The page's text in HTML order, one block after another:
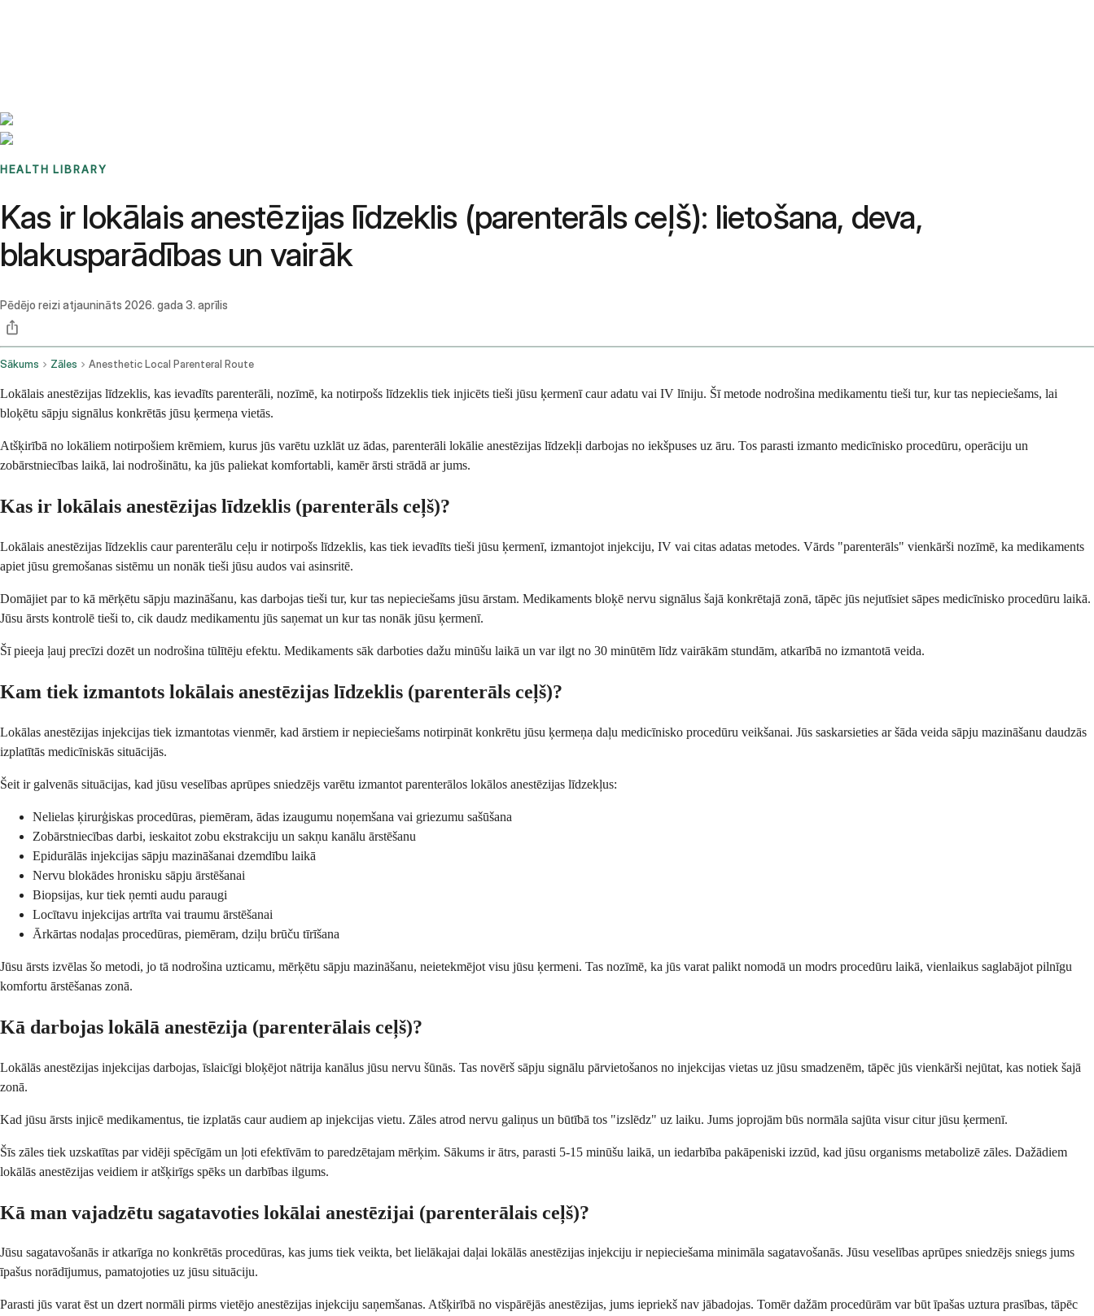
HEALTH LIBRARY
Kas ir lokālais anestēzijas līdzeklis (parenterāls ceļš): lietošana, deva,
blakusparādības un vairāk
Pēdējo reizi atjaunināts 2026. gada 3. aprīlis
Sākums Zāles Anesthetic Local Parenteral Route
Lokālais anestēzijas līdzeklis, kas ievadīts parenterāli, nozīmē, ka notirpošs līdzeklis tiek injicēts tieši jūsu ķermenī caur adatu vai IV līniju. Šī metode nodrošina medikamentu tieši tur, kur tas nepieciešams, lai
bloķētu sāpju signālus konkrētās jūsu ķermeņa vietās.
Atšķirībā no lokāliem notirpošiem krēmiem, kurus jūs varētu uzklāt uz ādas, parenterāli lokālie anestēzijas līdzekļi darbojas no iekšpuses uz āru. Tos parasti izmanto medicīnisko procedūru, operāciju un
zobārstniecības laikā, lai nodrošinātu, ka jūs paliekat komfortabli, kamēr ārsti strādā ar jums.
Kas ir lokālais anestēzijas līdzeklis (parenterāls ceļš)?
Lokālais anestēzijas līdzeklis caur parenterālu ceļu ir notirpošs līdzeklis, kas tiek ievadīts tieši jūsu ķermenī, izmantojot injekciju, IV vai citas adatas metodes. Vārds "parenterāls" vienkārši nozīmē, ka medikaments
apiet jūsu gremošanas sistēmu un nonāk tieši jūsu audos vai asinsritē.
Domājiet par to kā mērķētu sāpju mazināšanu, kas darbojas tieši tur, kur tas nepieciešams jūsu ārstam. Medikaments bloķē nervu signālus šajā konkrētajā zonā, tāpēc jūs nejutīsiet sāpes medicīnisko procedūru laikā.
Jūsu ārsts kontrolē tieši to, cik daudz medikamentu jūs saņemat un kur tas nonāk jūsu ķermenī.
Šī pieeja ļauj precīzi dozēt un nodrošina tūlītēju efektu. Medikaments sāk darboties dažu minūšu laikā un var ilgt no 30 minūtēm līdz vairākām stundām, atkarībā no izmantotā veida.
Kam tiek izmantots lokālais anestēzijas līdzeklis (parenterāls ceļš)?
Lokālas anestēzijas injekcijas tiek izmantotas vienmēr, kad ārstiem ir nepieciešams notirpināt konkrētu jūsu ķermeņa daļu medicīnisko procedūru veikšanai. Jūs saskarsieties ar šāda veida sāpju mazināšanu daudzās
izplatītās medicīniskās situācijās.
Šeit ir galvenās situācijas, kad jūsu veselības aprūpes sniedzējs varētu izmantot parenterālos lokālos anestēzijas līdzekļus:
Nelielas ķirurģiskas procedūras, piemēram, ādas izaugumu noņemšana vai griezumu sašūšana
Zobārstniecības darbi, ieskaitot zobu ekstrakciju un sakņu kanālu ārstēšanu
Epidurālās injekcijas sāpju mazināšanai dzemdību laikā
Nervu blokādes hronisku sāpju ārstēšanai
Biopsijas, kur tiek ņemti audu paraugi
Locītavu injekcijas artrīta vai traumu ārstēšanai
Ārkārtas nodaļas procedūras, piemēram, dziļu brūču tīrīšana
Jūsu ārsts izvēlas šo metodi, jo tā nodrošina uzticamu, mērķētu sāpju mazināšanu, neietekmējot visu jūsu ķermeni. Tas nozīmē, ka jūs varat palikt nomodā un modrs procedūru laikā, vienlaikus saglabājot pilnīgu
komfortu ārstēšanas zonā.
Kā darbojas lokālā anestēzija (parenterālais ceļš)?
Lokālās anestēzijas injekcijas darbojas, īslaicīgi bloķējot nātrija kanālus jūsu nervu šūnās. Tas novērš sāpju signālu pārvietošanos no injekcijas vietas uz jūsu smadzenēm, tāpēc jūs vienkārši nejūtat, kas notiek šajā
zonā.
Kad jūsu ārsts injicē medikamentus, tie izplatās caur audiem ap injekcijas vietu. Zāles atrod nervu galiņus un būtībā tos "izslēdz" uz laiku. Jums joprojām būs normāla sajūta visur citur jūsu ķermenī.
Šīs zāles tiek uzskatītas par vidēji spēcīgām un ļoti efektīvām to paredzētajam mērķim. Sākums ir ātrs, parasti 5-15 minūšu laikā, un iedarbība pakāpeniski izzūd, kad jūsu organisms metabolizē zāles. Dažādiem
lokālās anestēzijas veidiem ir atšķirīgs spēks un darbības ilgums.
Kā man vajadzētu sagatavoties lokālai anestēzijai (parenterālais ceļš)?
Jūsu sagatavošanās ir atkarīga no konkrētās procedūras, kas jums tiek veikta, bet lielākajai daļai lokālās anestēzijas injekciju ir nepieciešama minimāla sagatavošanās. Jūsu veselības aprūpes sniedzējs sniegs jums
īpašus norādījumus, pamatojoties uz jūsu situāciju.
Parasti jūs varat ēst un dzert normāli pirms vietējo anestēzijas injekciju saņemšanas. Atšķirībā no vispārējās anestēzijas, jums iepriekš nav jābadojas. Tomēr dažām procedūrām var būt īpašas uztura prasības, tāpēc